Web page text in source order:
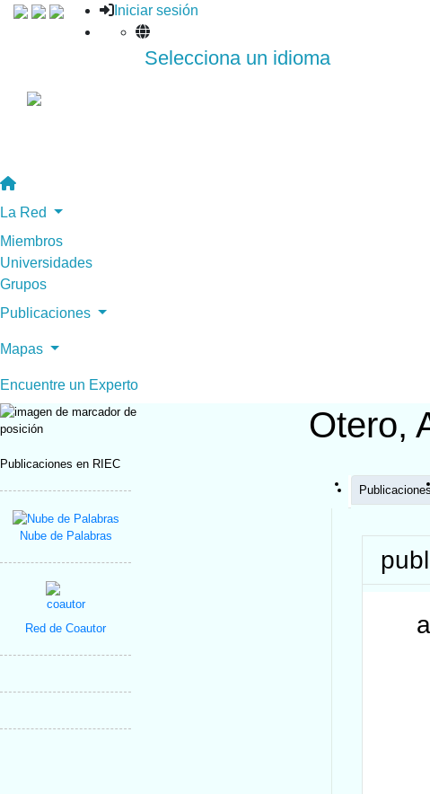
Iniciar sesión
Selecciona un idioma
La Red
Miembros
Universidades
Grupos
Publicaciones
Mapas
Encuentre un Experto
Publicaciones en RIEC
Nube de Palabras
Red de Coautor
Otero,
Publicaciones